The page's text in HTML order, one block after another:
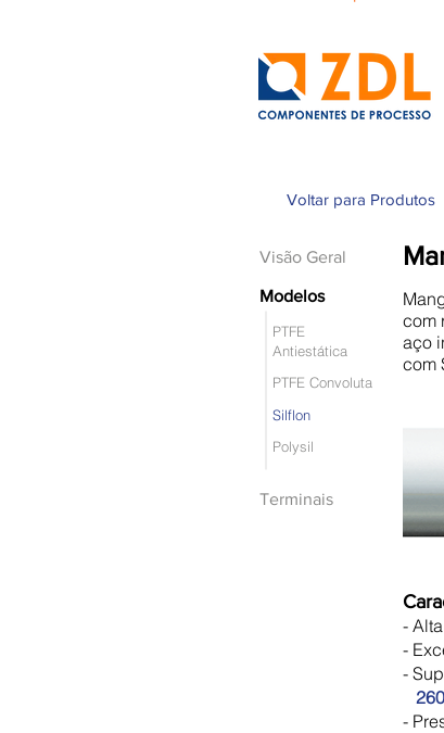
Voltar para Produtos
Visão Geral
Modelos
PTFE
Antiestática
PTFE Convoluta
Silflon
Polysil
Terminais
com
aço
com
-
-
-
-